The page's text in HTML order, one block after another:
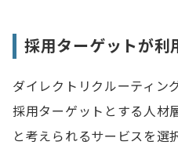
採用ターゲットが利
ダイレクトリクルーティン
採用ターゲットとする人材
と考えられるサービスを選